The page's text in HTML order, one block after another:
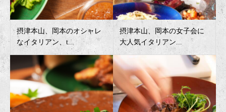
摂津本山、岡本のオシャレ
なイタリアン、t...
摂津本山、岡本の女子会に
大人気イタリアン...